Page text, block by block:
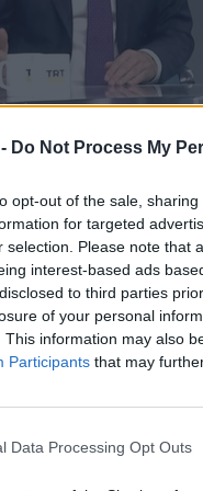
Do Not Process My
opt-out of the sale,
for targeted
selection. Please note that
interest-based ads
to third parties
of your personal
This information may also
Participants that may
Data Processing Opt Outs
Federazione
stanno alimentando
sviluppo, hanno
tecniche della
un "volo
di un club